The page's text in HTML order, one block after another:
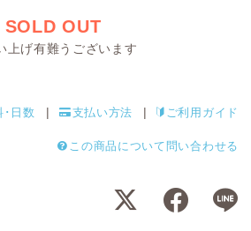
SOLD OUT
上げ有難うございます
･日数 支払い方法 ご利用ガイド
この商品について問い合わせる